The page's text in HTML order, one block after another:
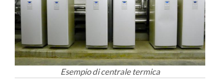
Esempio di centrale termica